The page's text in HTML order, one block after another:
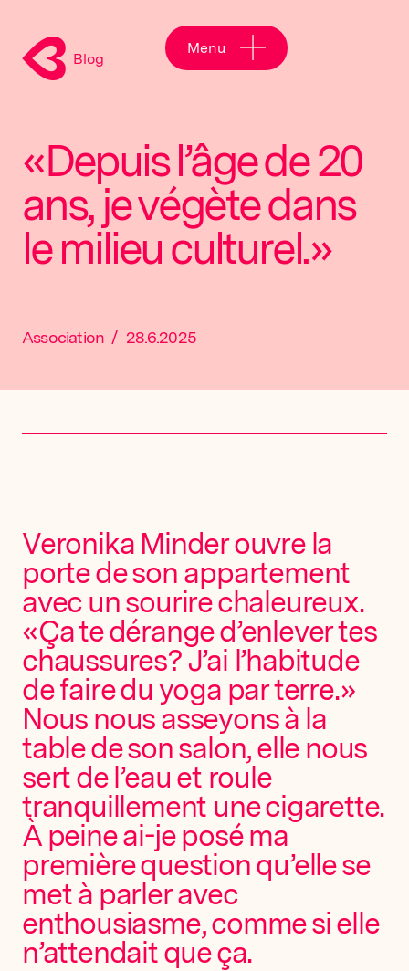
Blog
Menu
«Depuis l’âge de 20
ans, je végète dans
le milieu culturel.»
Association / 28.6.2025
Veronika Minder ouvre la
porte de son appartement
avec un sourire chaleureux.
«Ça te dérange d’enlever tes
chaussures? J’ai l’habitude
de faire du yoga par terre.»
Nous nous asseyons à la
table de son salon, elle nous
sert de l’eau et roule
tranquillement une cigarette.
À peine ai-je posé ma
première question qu’elle se
met à parler avec
enthousiasme, comme si elle
n’attendait que ça.